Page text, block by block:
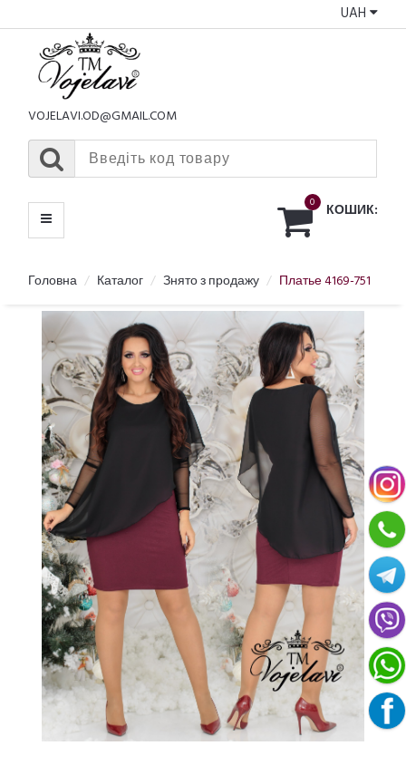
UAH
VOJELAVI.OD@GMAIL.COM
0 КОШИК:
МЕНЮ
Головна Каталог Знято з продажу Платье 4169-751